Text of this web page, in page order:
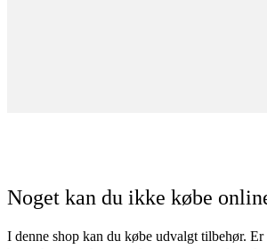
Noget kan du ikke købe
I denne shop kan du købe udvalgt tilbehør.